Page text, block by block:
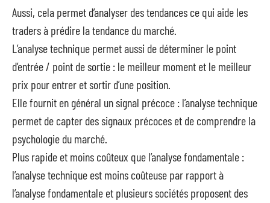
Aussi, cela permet d’analyser des tendances ce qui aide les
traders à prédire la tendance du marché.
L’analyse technique permet aussi de déterminer le point
d’entrée / point de sortie : le meilleur moment et le meilleur
prix pour entrer et sortir d’une position.
Elle fournit en général un signal précoce : l’analyse technique
permet de capter des signaux précoces et de comprendre la
psychologie du marché.
Plus rapide et moins coûteux que l’analyse fondamentale :
l’analyse technique est moins coûteuse par rapport à
l’analyse fondamentale et plusieurs sociétés proposent des